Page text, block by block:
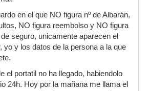
en el que NO figura nº de Albarán,
NO figura reembolso y NO figura
seguro, unicamente aparecen el
yo y los datos de la persona a la que
el portatil no ha llegado, habiendolo
24h. Hoy por la mañana me llama el